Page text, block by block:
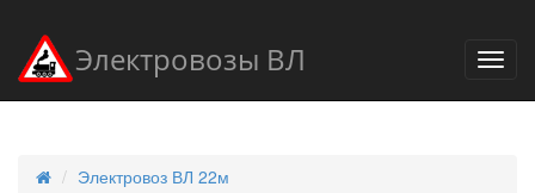
Электровозы ВЛ
Электровоз ВЛ 22м